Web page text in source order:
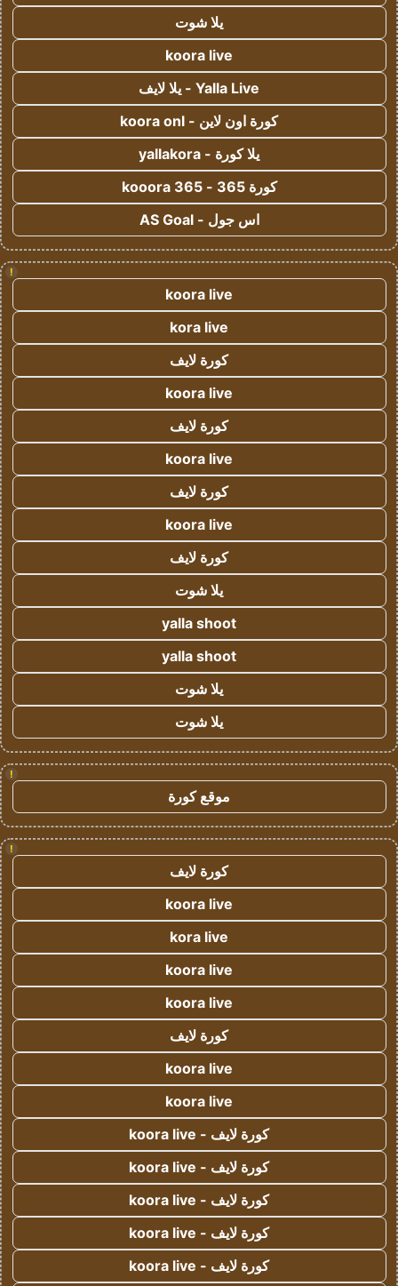
يلا شوت
koora live
Yalla Live - يلا لايف
كورة اون لاين - koora onl
يلا كورة - yallakora
كورة 365 - kooora 365
اس جول - AS Goal
!
koora live
kora live
كورة لايف
koora live
كورة لايف
koora live
كورة لايف
koora live
كورة لايف
يلا شوت
yalla shoot
yalla shoot
يلا شوت
يلا شوت
!
موقع كورة
!
كورة لايف
koora live
kora live
koora live
koora live
كورة لايف
koora live
koora live
كورة لايف - koora live
كورة لايف - koora live
كورة لايف - koora live
كورة لايف - koora live
كورة لايف - koora live